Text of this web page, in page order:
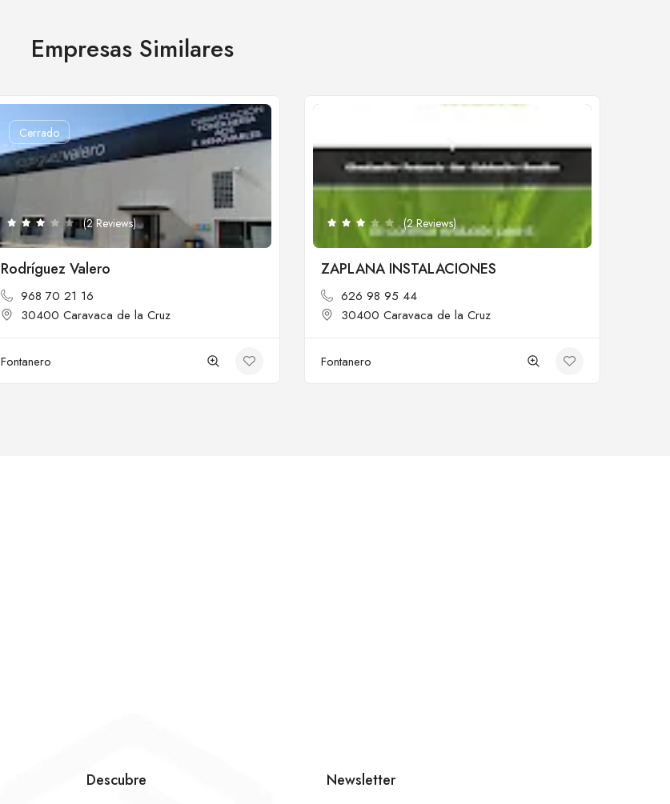
Empresas Similares
Cerrado
(2 Reviews)
Rodríguez Valero
968 70 21 16
30400 Caravaca de la Cruz
Fontanero
(2 Reviews)
ZAPLANA INSTALACIONES
626 98 95 44
30400 Caravaca de la Cruz
Fontanero
Descubre Newsletter